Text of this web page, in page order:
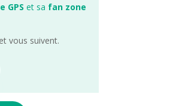
GPS et sa fan zone
vous suivent.